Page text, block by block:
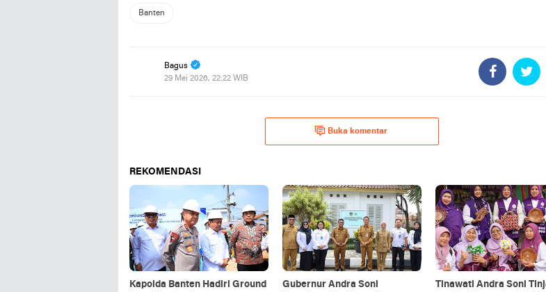
Banten
Bagus
29 Mei 2026, 22:22 WIB
Buka komentar
REKOMENDASI
Kapolda Banten Hadiri Ground
Gubernur Andra Soni
Tinawati Andra Soni